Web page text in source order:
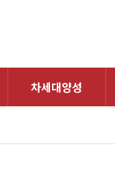
차세대양성